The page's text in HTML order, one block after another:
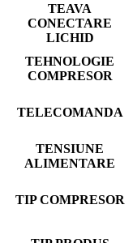
TEAVA
CONECTARE
LICHID
TEHNOLOGIE
COMPRESOR
TELECOMANDA
TENSIUNE
ALIMENTARE
TIP COMPRESOR